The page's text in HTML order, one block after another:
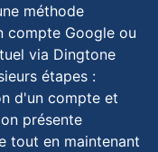
méthode
compte Google ou
via Dingtone
étapes :
d'un compte et
présente
tout en maintenant